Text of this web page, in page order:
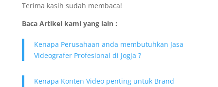
Terima kasih sudah membaca!
Baca Artikel kami yang lain :
Kenapa Perusahaan anda membutuhkan Jasa
Videografer Profesional di Jogja ?
Kenapa Konten Video penting untuk Brand